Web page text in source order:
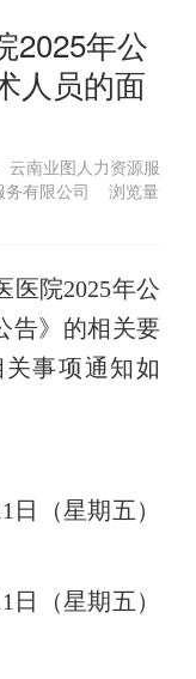
2025年公
人员的面
南业图人力资源服
务有限公司 浏览量
医院2025年公
告》的相关要
事项通知如
日（星期五）
日（星期五）